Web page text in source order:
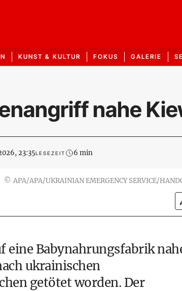
KUNST & KULTUR FOKUS GALERIE
nahe
23:35LESEZEIT 6 min
© APA/APA/UKRAINIAN EMERGENCY SERVICE/
eine Babynahrungsfabrik
ukrainischen
getötet worden. Der